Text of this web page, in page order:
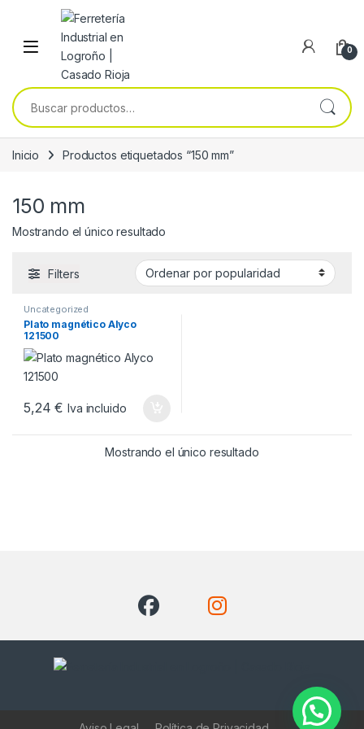
Skip to navigation
Skip to content
0
Buscar por:
Inicio Productos etiquetados “150 mm”
150 mm
Mostrando el único resultado
Filters
Uncategorized
Plato magnético Alyco
121500
5,24€ Iva incluido
Mostrando el único resultado